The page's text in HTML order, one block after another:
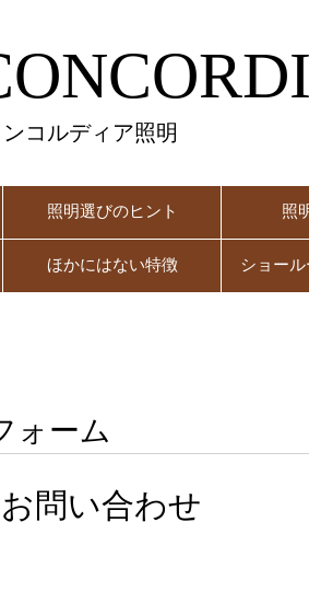
ンコルディア照明
照明選びのヒント 照
ほかにはない特徴 ショー
ォーム
問い合わせ